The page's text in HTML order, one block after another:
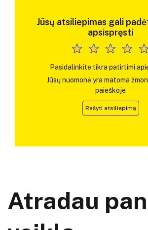
Jūsų atsiliepimas gali
apsispręsti
Pasidalinkite tikra patirtimi
Jūsų nuomonė yra matoma
paieškoje
Rašyti atsiliepimą
Atradau